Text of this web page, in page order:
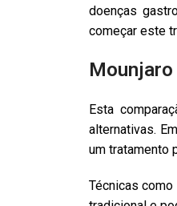
doenças
começar este
Esta
alternativas.
um tratamento
Técnicas